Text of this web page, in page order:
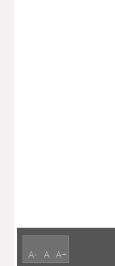
A- A A+